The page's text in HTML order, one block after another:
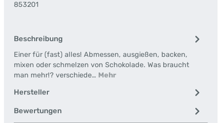
853201
Beschreibung
Einer für (fast) alles! Abmessen, ausgießen, backen,
mixen oder schmelzen von Schokolade. Was braucht
man mehr!? verschiede… Mehr
Hersteller
Bewertungen